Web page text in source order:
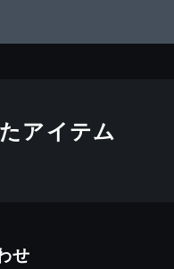
アイテム
せ